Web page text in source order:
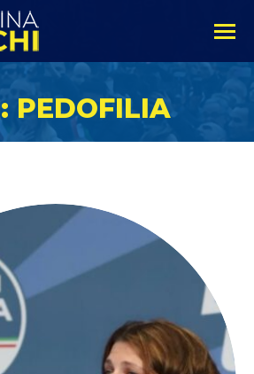
PEDOFILIA